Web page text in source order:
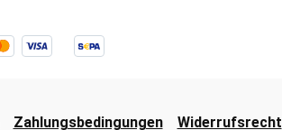
Zahlungsbedingungen Widerrufsrecht